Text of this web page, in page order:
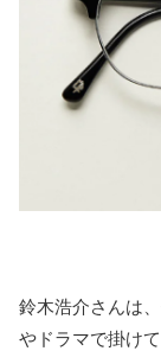
鈴木浩介さんは
やドラマで掛け